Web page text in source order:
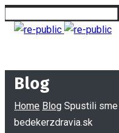
Blog
Home Blog Spustili
bedekerzdravia.sk